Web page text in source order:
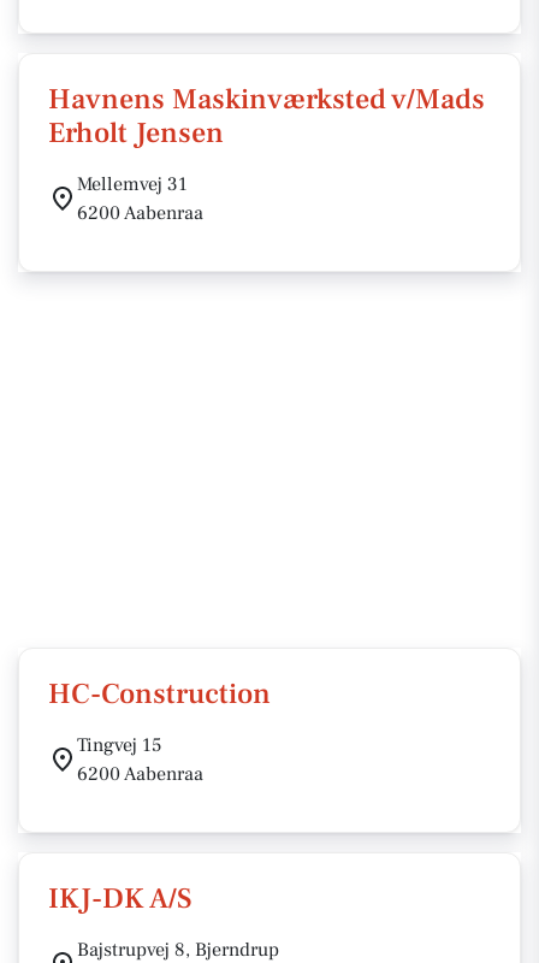
Havnens Maskinværksted v/Mads
Erholt Jensen
Mellemvej 31
6200 Aabenraa
HC-Construction
Tingvej 15
6200 Aabenraa
IKJ-DK A/S
Bajstrupvej 8, Bjerndrup